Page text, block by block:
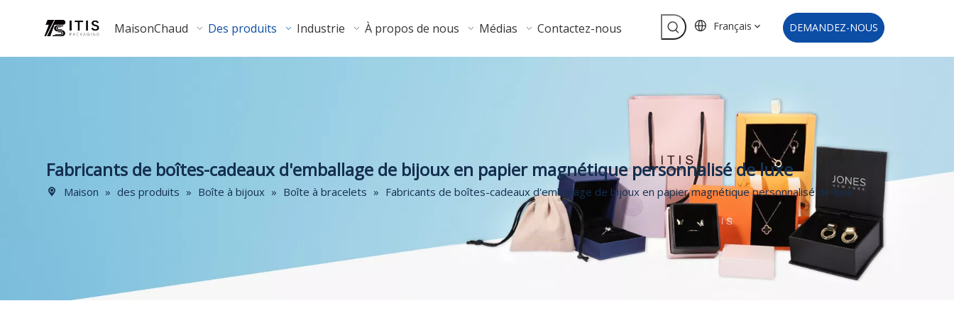
MaisonChaud Des produits Industrie À propos de nous Médias Contactez-nous Français DEMANDEZ-NOUS
Fabricants de boîtes-cadeaux d'emballage de bijoux en papier magnétique personnalisé de luxe
Maison » des produits » Boîte à bijoux » Boîte à bracelets » Fabricants de boîtes-cadeaux d'emballage de bijoux en papier magnétique personnalisé de luxe